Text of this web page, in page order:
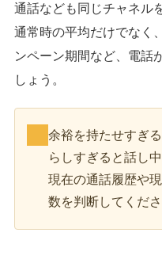
通話なども同じチャネル
通常時の平均だけでなく
ンペーン期間など、電話
しょう。
余裕を持たせすぎ
らしすぎると話し
現在の通話履歴や
数を判断してくださ